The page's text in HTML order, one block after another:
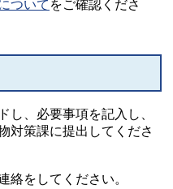
ついて をご確認くださ
、必要事項を記入し、
対策課に提出してくださ
をしてください。